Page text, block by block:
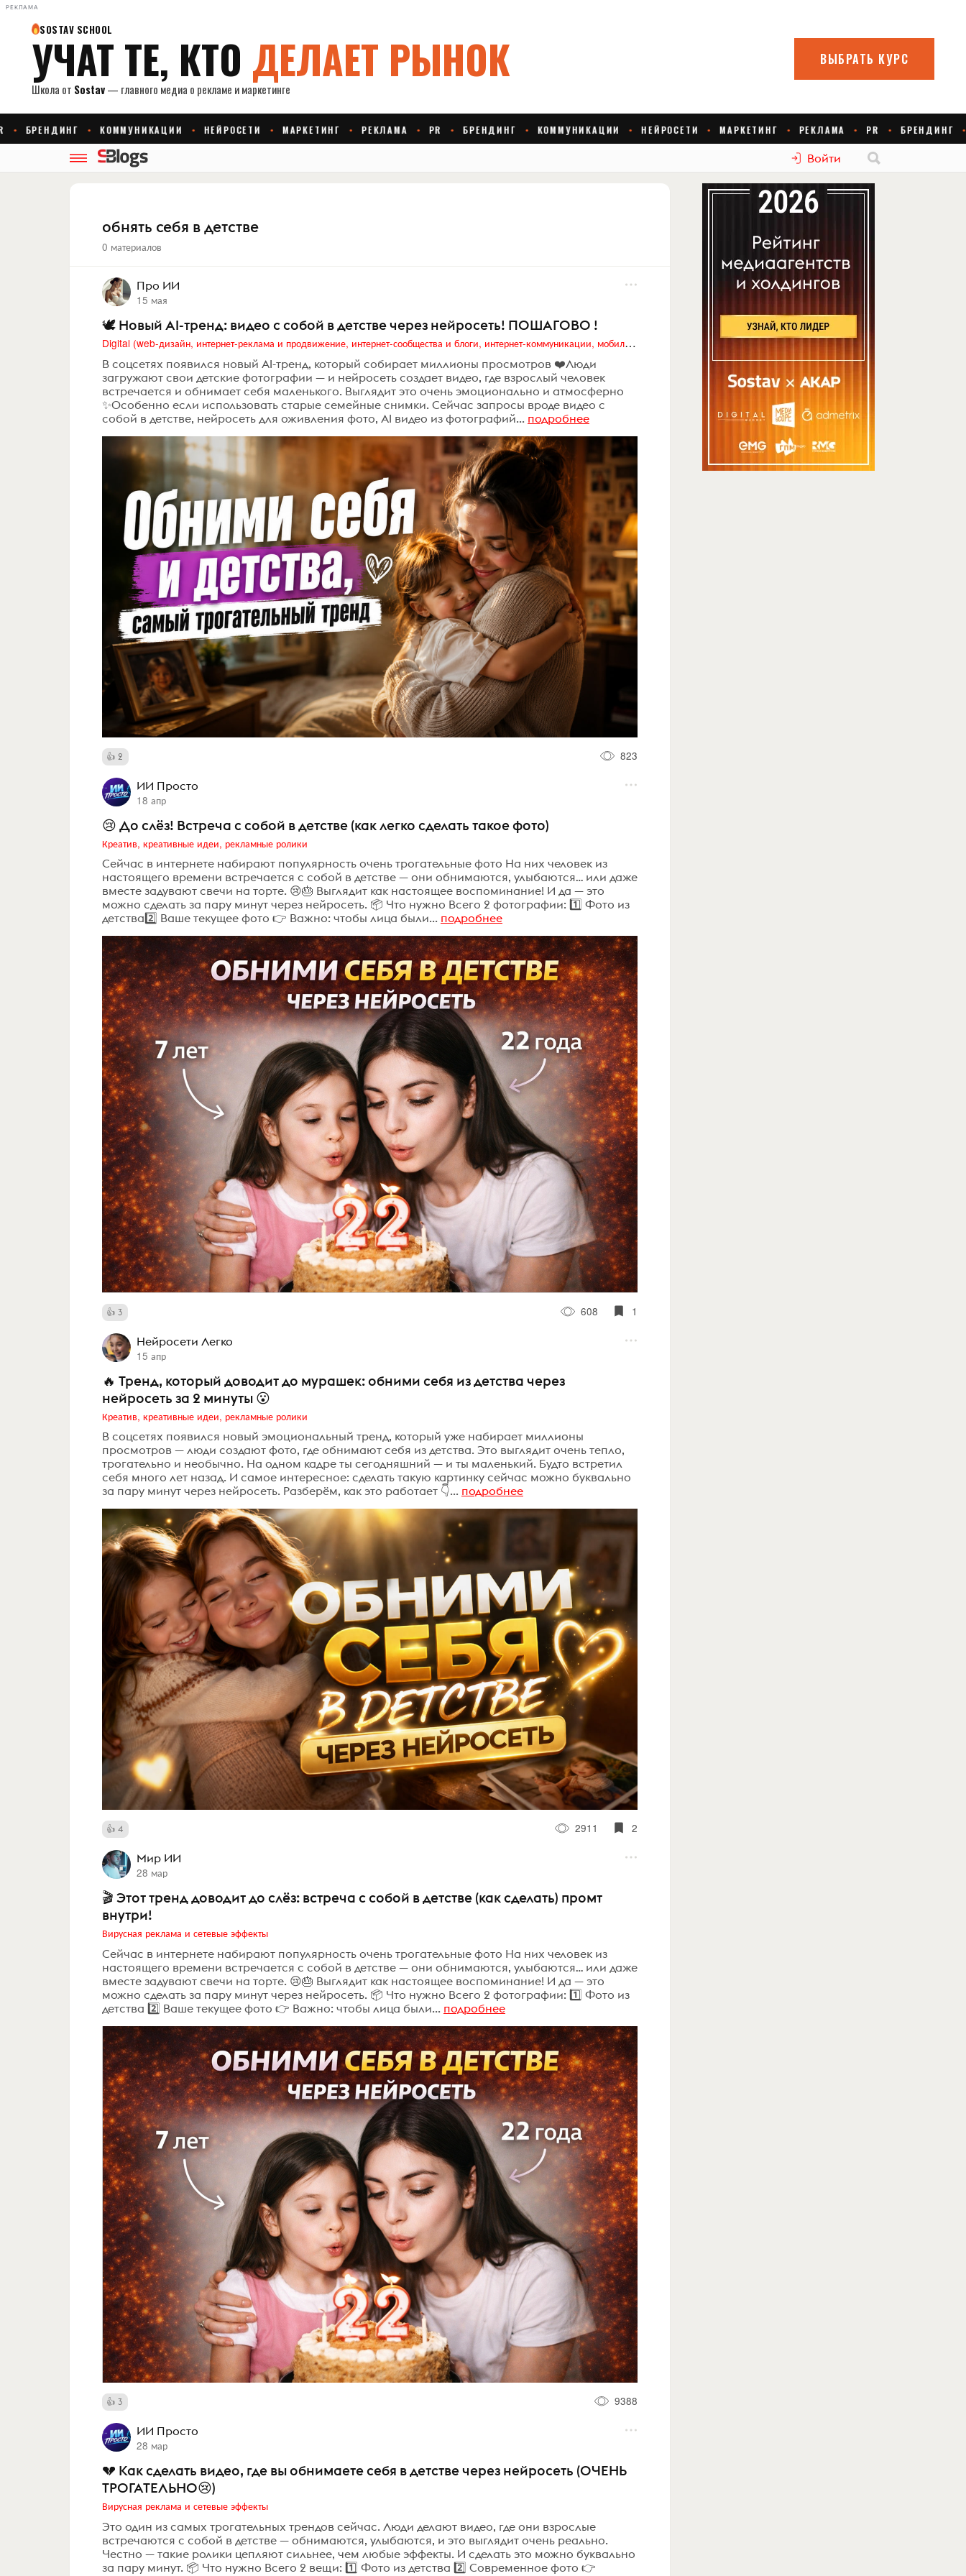
РЕКЛАМА
Войти
обнять себя в детстве
0 материалов
Про ИИ
15 мая
🕊️ Новый AI-тренд: видео с собой в детстве через нейросеть! ПОШАГОВО !
Digital (web-дизайн, интернет-реклама и продвижение, интернет-сообщества и блоги, интернет-коммуникации, мобильный маркетинг, реклама на цифровых экранах)
В соцсетях появился новый AI-тренд, который собирает миллионы просмотров ❤️Люди
загружают свои детские фотографии — и нейросеть создает видео, где взрослый человек
встречается и обнимает себя маленького. Выглядит это очень эмоционально и атмосферно
✨Особенно если использовать старые семейные снимки. Сейчас запросы вроде видео с
собой в детстве, нейросеть для оживления фото, AI видео из фотографий... подробнее
2 823
ИИ Просто
18 апр
😢 До слёз! Встреча с собой в детстве (как легко сделать такое фото)
Креатив, креативные идеи, рекламные ролики
Сейчас в интернете набирают популярность очень трогательные фото На них человек из
настоящего времени встречается с собой в детстве — они обнимаются, улыбаются… или даже
вместе задувают свечи на торте. 😢🎂 Выглядит как настоящее воспоминание! И да — это
можно сделать за пару минут через нейросеть. 📦 Что нужно Всего 2 фотографии: 1️⃣ Фото из
детства2️⃣ Ваше текущее фото 👉 Важно: чтобы лица были... подробнее
3 608 1
Нейросети Легко
15 апр
🔥 Тренд, который доводит до мурашек: обними себя из детства через
нейросеть за 2 минуты 😮
Креатив, креативные идеи, рекламные ролики
В соцсетях появился новый эмоциональный тренд, который уже набирает миллионы
просмотров — люди создают фото, где обнимают себя из детства. Это выглядит очень тепло,
трогательно и необычно. На одном кадре ты сегодняшний — и ты маленький. Будто встретил
себя много лет назад. И самое интересное: сделать такую картинку сейчас можно буквально
за пару минут через нейросеть. Разберём, как это работает 👇... подробнее
4 2911 2
Мир ИИ
28 мар
🎬 Этот тренд доводит до слёз: встреча с собой в детстве (как сделать) промт
внутри!
Вирусная реклама и сетевые эффекты
Сейчас в интернете набирают популярность очень трогательные фото На них человек из
настоящего времени встречается с собой в детстве — они обнимаются, улыбаются… или даже
вместе задувают свечи на торте. 😢🎂 Выглядит как настоящее воспоминание! И да — это
можно сделать за пару минут через нейросеть. 📦 Что нужно Всего 2 фотографии: 1️⃣ Фото из
детства 2️⃣ Ваше текущее фото 👉 Важно: чтобы лица были... подробнее
3 9388
ИИ Просто
28 мар
💔 Как сделать видео, где вы обнимаете себя в детстве через нейросеть (ОЧЕНЬ
ТРОГАТЕЛЬНО😢)
Вирусная реклама и сетевые эффекты
Это один из самых трогательных трендов сейчас. Люди делают видео, где они взрослые
встречаются с собой в детстве — обнимаются, улыбаются, и это выглядит очень реально.
Честно — такие ролики цепляют сильнее, чем любые эффекты. И сделать это можно буквально
за пару минут. 📦 Что нужно Всего 2 вещи: 1️⃣ Фото из детства 2️⃣ Современное фото 👉